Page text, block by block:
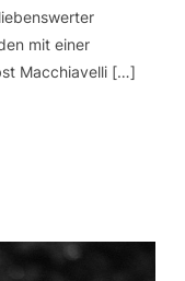
mit einer
Macchiavelli […]